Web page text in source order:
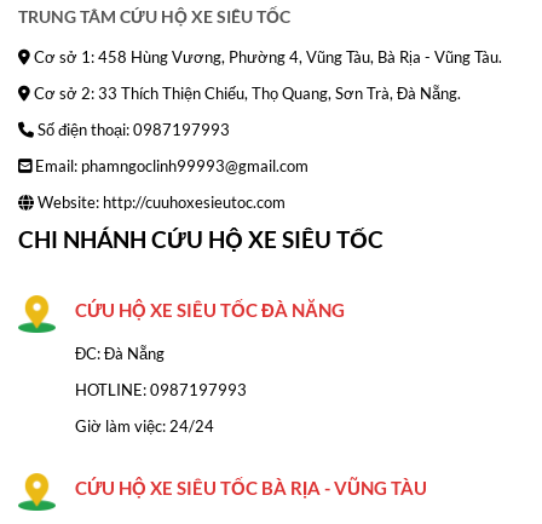
TRUNG TÂM CỨU HỘ XE SIÊU TỐC
Cơ sở 1: 458 Hùng Vương, Phường 4, Vũng Tàu, Bà Rịa - Vũng Tàu.
Cơ sở 2: 33 Thích Thiện Chiếu, Thọ Quang, Sơn Trà, Đà Nẵng.
Số điện thoại: 0987197993
Email: phamngoclinh99993@gmail.com
Website: http://cuuhoxesieutoc.com
CHI NHÁNH CỨU HỘ XE SIÊU TỐC
CỨU HỘ XE SIÊU TỐC ĐÀ NĂNG
ĐC: Đà Nẵng
HOTLINE:0987197993
Giờ làm việc: 24/24
CỨU HỘ XE SIÊU TỐC BÀ RỊA - VŨNG TÀU